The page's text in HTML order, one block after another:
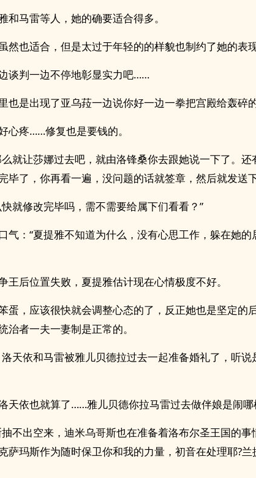
和马雷等人，她的确要适合得多。
然也适合，但是太过于年轻的的样貌也制约了她的表现
谈判一边不停地彰显实力吧……
也是出现了亚乌菈一边说你好一边一拳把宫殿给轰碎的
心疼……修复也是要钱的。
么就让莎娜过去吧，就由洛锋桑你去跟她说一下了。还
毕了，你再看一遍，没问题的话就签章，然后就发送
就修改完毕吗，需不需要给属下们看看？”
气：“夏提雅不知道为什么，没有心思工作，躲在她的
王后位置失败，夏提雅估计现在心情极度不好。
蛋，应该很快就会调整心态的了，反正她也是坚定的
治者一夫一妻制是正常的。
洛天依和马雷被雅儿贝德拉过去一起准备婚礼了，听说
天依也就算了……雅儿贝德你拉马雷过去做伴娘是闹哪
抽不出空来，迪米乌哥斯也在准备着洛布尔圣王国的事
萨玛斯作为随时保卫你和我的力量，初音在处理耶?兰